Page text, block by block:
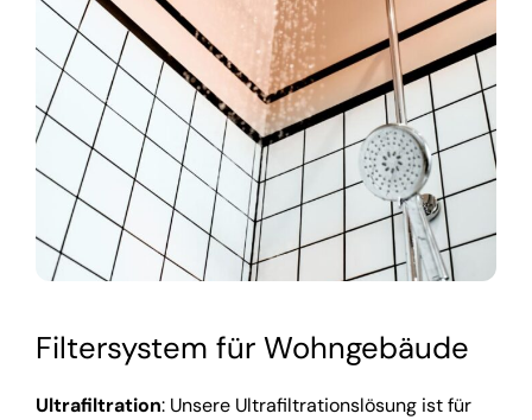
Filtersystem für Wohngebäude
Ultrafiltration: Unsere Ultrafiltrationslösung ist für